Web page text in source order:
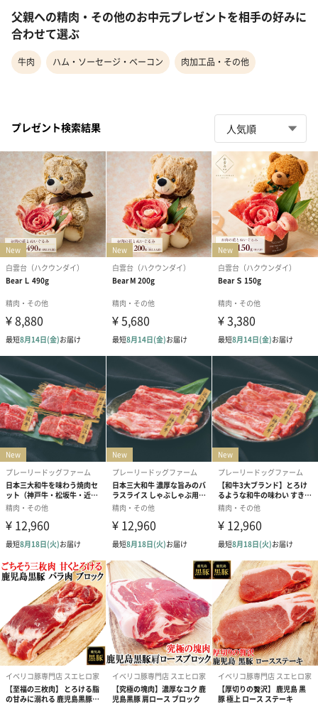
父親への精肉・その他のお中元プレゼントを相手の好みに
合わせて選ぶ
牛肉 ハム・ソーセージ・ベーコン 肉加工品・その他
プレゼント検索結果